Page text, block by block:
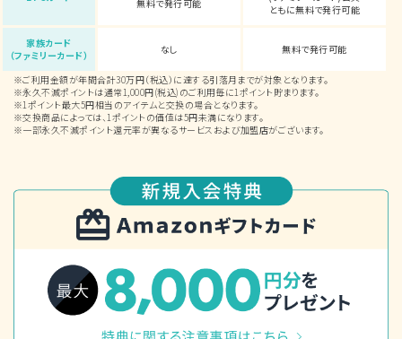
無料で発行可能
ともに無料で発行可能
家族カード
（ファミリーカード）
なし 無料で発行可能
ご利用金額が年間合計30万円（税込）に達する引落月までが対象となります。
永久不滅ポイントは通常1,000円(税込)のご利用毎に1ポイント貯まります。
1ポイント最大5円相当のアイテムと交換の場合となります。
交換商品によっては、1ポイントの価値は5円未満になります。
一部永久不滅ポイント還元率が異なるサービスおよび加盟店がございます。